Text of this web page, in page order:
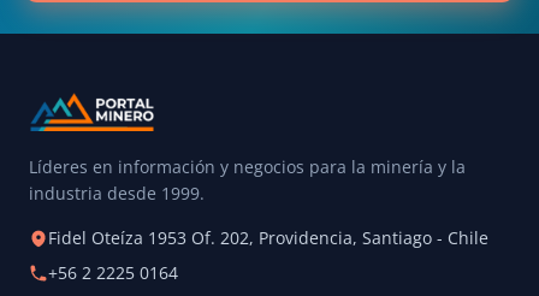
Líderes en información y negocios para la minería y la
industria desde 1999.
Fidel Oteíza 1953 Of. 202, Providencia, Santiago - Chile
+56 2 2225 0164